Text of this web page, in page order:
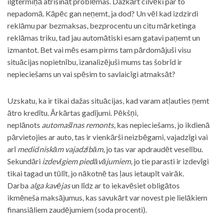
nepadomā. Kāpēc gan neņemt, ja dod? Un vēl kad izdzirdi
reklāmu par bezmaksas, bezprocentu un citu mārketinga
reklāmas triku, tad jau automātiski esam gatavi paņemt un
izmantot. Bet vai mēs esam pirms tam pārdomājuši visu
situācijas nopietnību, izanalizējuši mums tas šobrīd ir
nepieciešams un vai spēsim to savlaicīgi atmaksāt?
Uzskatu, ka ir tikai dažas situācijas, kad varam atļauties ņemt
ātro kredītu. Ārkārtas gadījumi. Pēkšņi,
neplānots automašīnas remonts, kas nepieciešams, jo ikdienā
pārvietojies ar auto, tas ir vienkārši neizbēgami, vajadzīgi vai
arīmedicīniskām vajadzībām, jo tas var apdraudēt veselību.
Sekundāri izdevīgiem piedāvājumiem, jo tie parasti ir izdevīgi
tikai tagad un tūlīt, jo nākotnē tas ļaus ietaupīt vairāk.
Darba alga kavējasun līdz ar to iekavēsiet obligātos
ikmēneša maksājumus, kas savukārt var novest pie lielākiem
finansiāliem zaudējumiem (soda procenti).